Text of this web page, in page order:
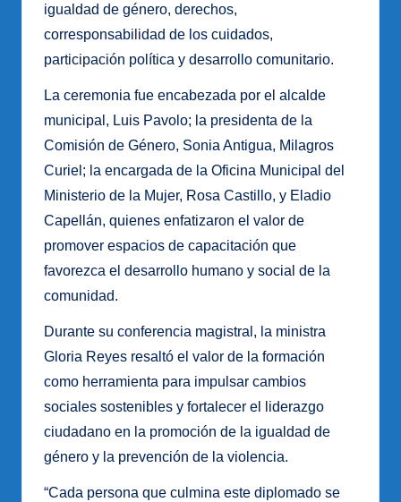
igualdad de género, derechos,
corresponsabilidad de los cuidados,
participación política y desarrollo comunitario.
La ceremonia fue encabezada por el alcalde
municipal, Luis Pavolo; la presidenta de la
Comisión de Género, Sonia Antigua, Milagros
Curiel; la encargada de la Oficina Municipal del
Ministerio de la Mujer, Rosa Castillo, y Eladio
Capellán, quienes enfatizaron el valor de
promover espacios de capacitación que
favorezca el desarrollo humano y social de la
comunidad.
Durante su conferencia magistral, la ministra
Gloria Reyes resaltó el valor de la formación
como herramienta para impulsar cambios
sociales sostenibles y fortalecer el liderazgo
ciudadano en la promoción de la igualdad de
género y la prevención de la violencia.
“Cada persona que culmina este diplomado se